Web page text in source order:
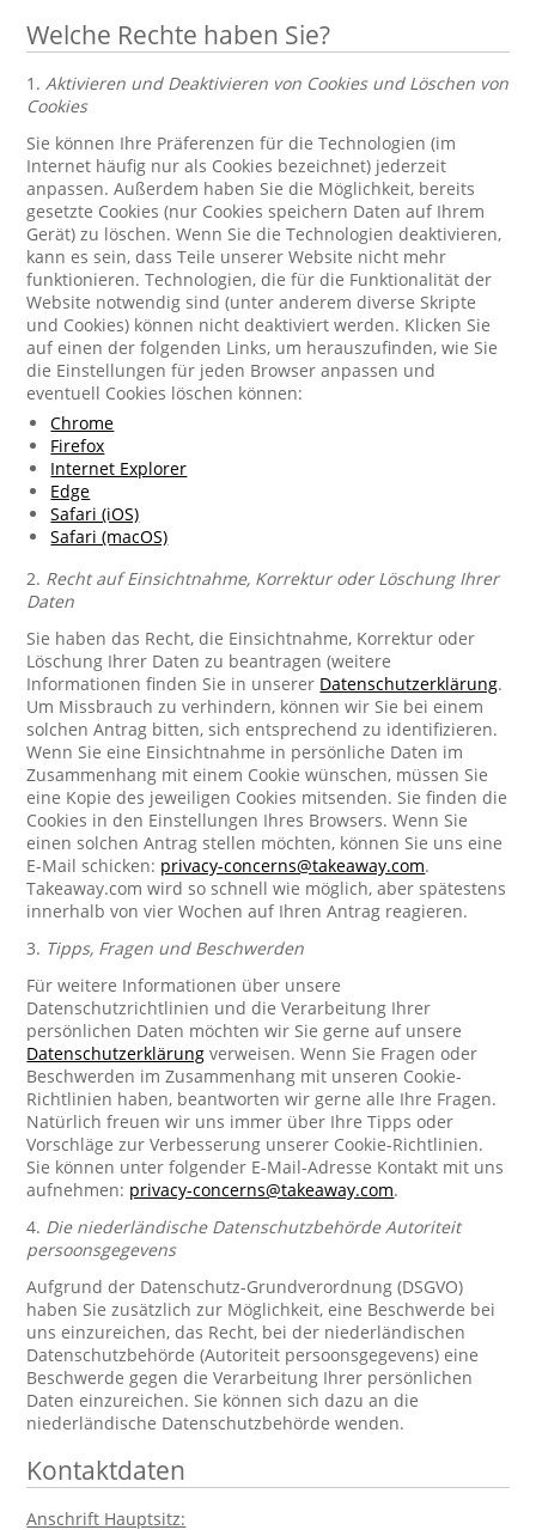
Welche Rechte haben Sie?
1.Aktivieren und Deaktivieren von Cookies und Löschen von
Cookies
Sie können Ihre Präferenzen für die Technologien (im
Internet häufig nur als Cookies bezeichnet) jederzeit
anpassen. Außerdem haben Sie die Möglichkeit, bereits
gesetzte Cookies (nur Cookies speichern Daten auf Ihrem
Gerät) zu löschen. Wenn Sie die Technologien deaktivieren,
kann es sein, dass Teile unserer Website nicht mehr
funktionieren. Technologien, die für die Funktionalität der
Website notwendig sind (unter anderem diverse Skripte
und Cookies) können nicht deaktiviert werden. Klicken Sie
auf einen der folgenden Links, um herauszufinden, wie Sie
die Einstellungen für jeden Browser anpassen und
eventuell Cookies löschen können:
Chrome
Firefox
Internet Explorer
Edge
Safari (iOS)
Safari (macOS)
2. Recht auf Einsichtnahme, Korrektur oder Löschung Ihrer
Daten
Sie haben das Recht, die Einsichtnahme, Korrektur oder
Löschung Ihrer Daten zu beantragen (weitere
Informationen finden Sie in unserer Datenschutzerklärung.
Um Missbrauch zu verhindern, können wir Sie bei einem
solchen Antrag bitten, sich entsprechend zu identifizieren.
Wenn Sie eine Einsichtnahme in persönliche Daten im
Zusammenhang mit einem Cookie wünschen, müssen Sie
eine Kopie des jeweiligen Cookies mitsenden. Sie finden die
Cookies in den Einstellungen Ihres Browsers. Wenn Sie
einen solchen Antrag stellen möchten, können Sie uns eine
E-Mail schicken: privacy-concerns@takeaway.com.
Takeaway.com wird so schnell wie möglich, aber spätestens
innerhalb von vier Wochen auf Ihren Antrag reagieren.
3. Tipps, Fragen und Beschwerden
Für weitere Informationen über unsere
Datenschutzrichtlinien und die Verarbeitung Ihrer
persönlichen Daten möchten wir Sie gerne auf unsere
Datenschutzerklärung verweisen. Wenn Sie Fragen oder
Beschwerden im Zusammenhang mit unseren Cookie-
Richtlinien haben, beantworten wir gerne alle Ihre Fragen.
Natürlich freuen wir uns immer über Ihre Tipps oder
Vorschläge zur Verbesserung unserer Cookie-Richtlinien.
Sie können unter folgender E-Mail-Adresse Kontakt mit uns
aufnehmen: privacy-concerns@takeaway.com.
4. Die niederländische Datenschutzbehörde Autoriteit
persoonsgegevens
Aufgrund der Datenschutz-Grundverordnung (DSGVO)
haben Sie zusätzlich zur Möglichkeit, eine Beschwerde bei
uns einzureichen, das Recht, bei der niederländischen
Datenschutzbehörde (Autoriteit persoonsgegevens) eine
Beschwerde gegen die Verarbeitung Ihrer persönlichen
Daten einzureichen. Sie können sich dazu an die
niederländische Datenschutzbehörde wenden.
Kontaktdaten
Anschrift Hauptsitz: